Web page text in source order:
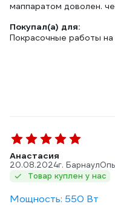
маппаратом доволен.
Покупал(а) для:
Покрасочные работы на
Анастасия
20.08.2024г. Барнаул
Товар куплен у нас
Мощность: 550 Вт